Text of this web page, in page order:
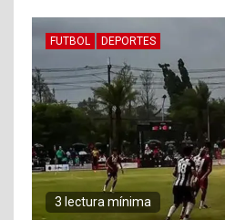
FUTBOL DEPORTES
3 lectura mínima